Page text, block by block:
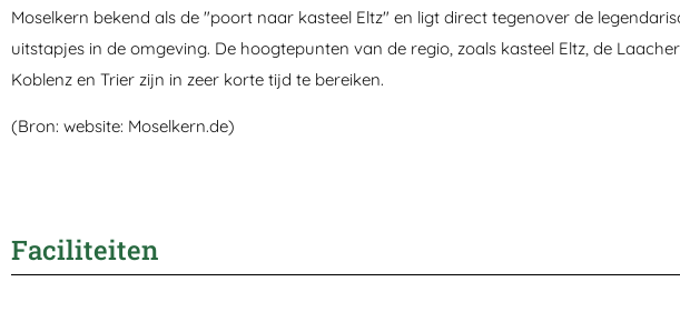
Moselkern bekend als de "poort naar kasteel Eltz" en ligt direct tegenover de
uitstapjes in de omgeving. De hoogtepunten van de regio, zoals kasteel Eltz, de
Koblenz en Trier zijn in zeer korte tijd te bereiken.
(Bron: website: Moselkern.de)
Faciliteiten